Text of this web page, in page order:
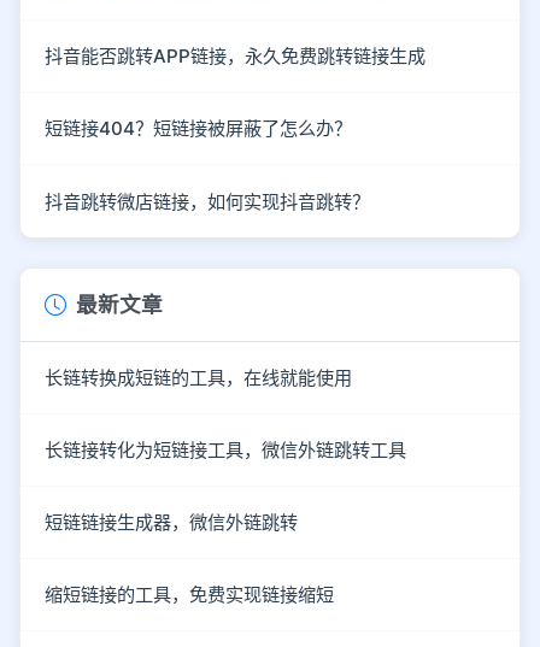
抖音能否跳转APP链接，永久免费跳转链接生成
短链接404？短链接被屏蔽了怎么办？
抖音跳转微店链接，如何实现抖音跳转？
最新文章
长链转换成短链的工具，在线就能使用
长链接转化为短链接工具，微信外链跳转工具
短链链接生成器，微信外链跳转
缩短链接的工具，免费实现链接缩短